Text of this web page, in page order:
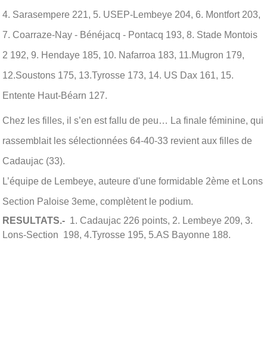
4. Sarasempere 221, 5. USEP-Lembeye 204, 6. Montfort 203,
7. Coarraze-Nay - Bénéjacq - Pontacq 193, 8. Stade Montois
2 192, 9. Hendaye 185, 10. Nafarroa 183, 11.Mugron 179,
12.Soustons 175, 13.Tyrosse 173, 14. US Dax 161, 15.
Entente Haut-Béarn 127.
Chez les filles, il s’en est fallu de peu… La finale féminine, qui
rassemblait les sélectionnées 64-40-33 revient aux filles de
Cadaujac (33).
L’équipe de Lembeye, auteure d'une formidable 2ème et Lons
Section Paloise 3eme, complètent le podium.
RESULTATS.- 1. Cadaujac 226 points, 2. Lembeye 209, 3.
Lons-Section 198, 4.Tyrosse 195, 5.AS Bayonne 188.